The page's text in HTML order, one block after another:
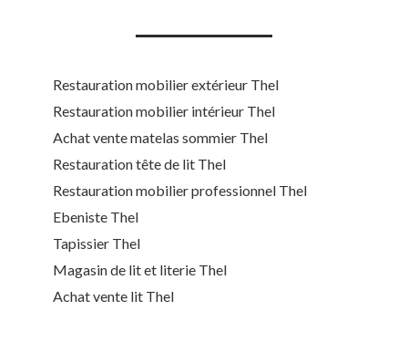
Restauration mobilier extérieur Thel
Restauration mobilier intérieur Thel
Achat vente matelas sommier Thel
Restauration tête de lit Thel
Restauration mobilier professionnel Thel
Ebeniste Thel
Tapissier Thel
Magasin de lit et literie Thel
Achat vente lit Thel